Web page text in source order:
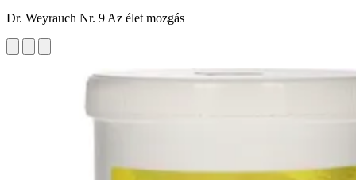
Dr. Weyrauch Nr. 9 Az élet mozgás